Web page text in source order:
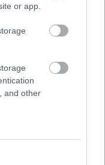
or app.
and other
búracie kladivo a
dreva: Takáto
zrubu z roku